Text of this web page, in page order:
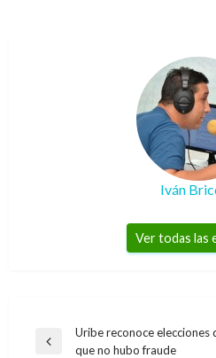
Iván
Ver todas las
Navegación
Entrada
Uribe reconoce elecciones
que no hubo fraude